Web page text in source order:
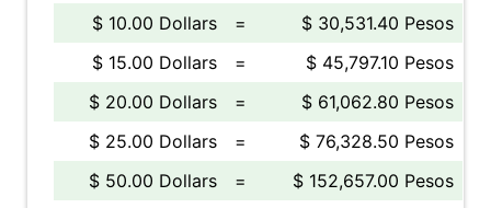
$ 10.00 Dollars
=
$ 30,531.40 Pesos
$ 15.00 Dollars
=
$ 45,797.10 Pesos
$ 20.00 Dollars
=
$ 61,062.80 Pesos
$ 25.00 Dollars
=
$ 76,328.50 Pesos
$ 50.00 Dollars
=
$ 152,657.00 Pesos